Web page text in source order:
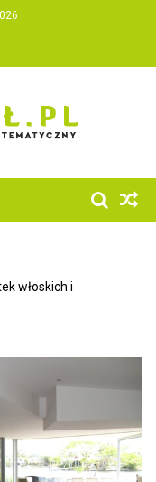
włoskich i